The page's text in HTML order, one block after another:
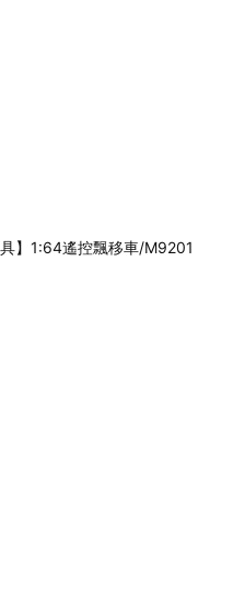
具】1:64遙控飄移車/M9201